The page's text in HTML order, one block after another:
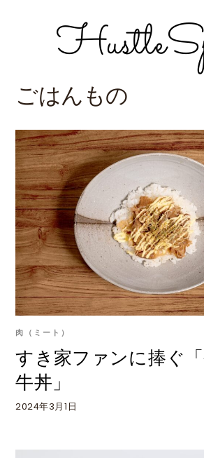
ごはんもの
2024年3月1日
すき家ファンに捧ぐ
牛丼」
肉（ミート）